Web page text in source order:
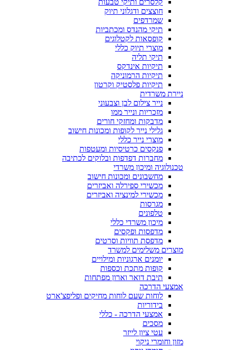
קלסרים ותיקי טבעות
חוצצים ודגלוני תיוק
שמרדפים
תיקי מהנדס ומכתביות
קופסאות לקטלוגים
מוצרי תיוק כללי
תיקי תליה
תיקיות אינדקס
תיקיות הרמוניקה
תיקיות פלסטיק וקרטון
ניירת משרדית
נייר צילום לבן וצבעוני
מזכריות ונייר ממו
מדבקות ומחזקי חורים
גלילי נייר לקופות ומכונות חישוב
מוצרי נייר כללי
פנקסים כרטיסיות ומעטפות
מחברות דפדפות ובלוקים לכתיבה
טכנולוגיה ומיכון משרדי
מחשבונים ומכונות חישוב
מכשירי ספירלה ואביזרים
מכשירי למינציה ואביזרים
מגרסות
טלפונים
מיכון משרדי כללי
מדפסות ופקסים
מדפסת תוויות וסרטים
מוצרים משלימים למשרד
יומנים ארגוניות ומילויים
קופות מתכת וכספות
תיבת דואר וארון מפתחות
אמצעי הדרכה
לוחות שעם לוחות מחיקים ופליפצ'ארט
בידוריות
אמצעי הדרכה - כללי
מסכים
עטי ציון לייזר
מזון וחומרי ניקוי